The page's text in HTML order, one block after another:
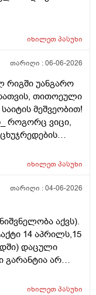
იხილეთპასუხი
თარიღი :06-06-2026
რიგში უანგარო
თითოეული
მეშვეობით!
როგორც ვიცი,
რაზეა
ქალის
მეტი
და ზოგს
იხილეთპასუხი
თარიღი :04-06-2026
აქვს).
14 აპრილს,15
დაცული
გარანტია არ
არსებობს და
იხილეთპასუხი